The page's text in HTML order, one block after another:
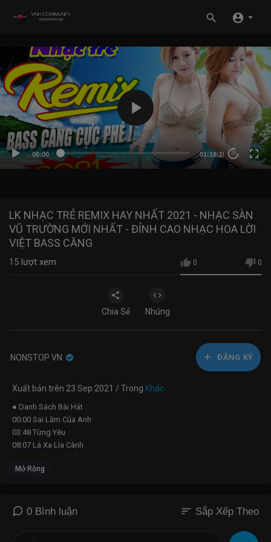
00:00 01:18:15 20
LK NHẠC TRẺ REMIX HAY NHẤT 2021 - NHẠC SÀN
VŨ TRƯỜNG MỚI NHẤT - ĐỈNH CAO NHẠC HOA LỜI
VIỆT BASS CĂNG
0 0
15 lượt xem
Chia Sẻ Nhúng
NONSTOP VN ĐĂNG KÝ
Xuất bản trên 23 Sep 2021 / Trong Khác
● Danh Sách Bài Hát :
00:00 Sai Lầm Của Anh
03:48 Từng Yêu
08:07 Lá Xa Lìa Cành
11:51 Bước Qua Đời Nhau
15:22 Hơn Cả Yêu
23:56 Đắng Môi
Mở Rộng
0 Bình luận sort Sắp Xếp Theo